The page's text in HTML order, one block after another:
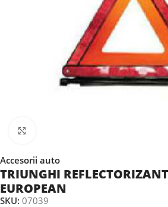
Accesorii auto
TRIUNGHI
EUROPEAN
SKU: 07039